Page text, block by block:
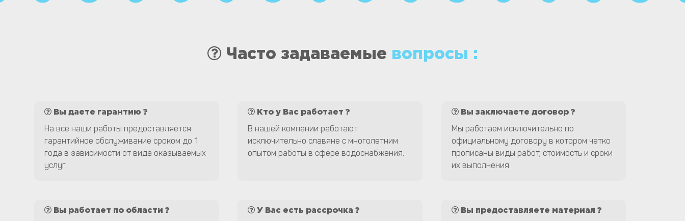
Часто задаваемые вопросы :
Вы даете гарантию ?
На все наши работы предоставляется
гарантийное обслуживание сроком до 1
года в зависимости от вида оказываемых
услуг.
Кто у Вас работает ?
В нашей компании работают
исключительно славяне с многолетним
опытом работы в сфере водоснабжения.
Вы заключаете договор ?
Мы работаем исключительно по
официальному договору в котором четко
прописаны виды работ, стоимость и сроки
их выполнения.
Вы работает по области ? У Вас есть рассрочка ? Вы предоставляете материал ?